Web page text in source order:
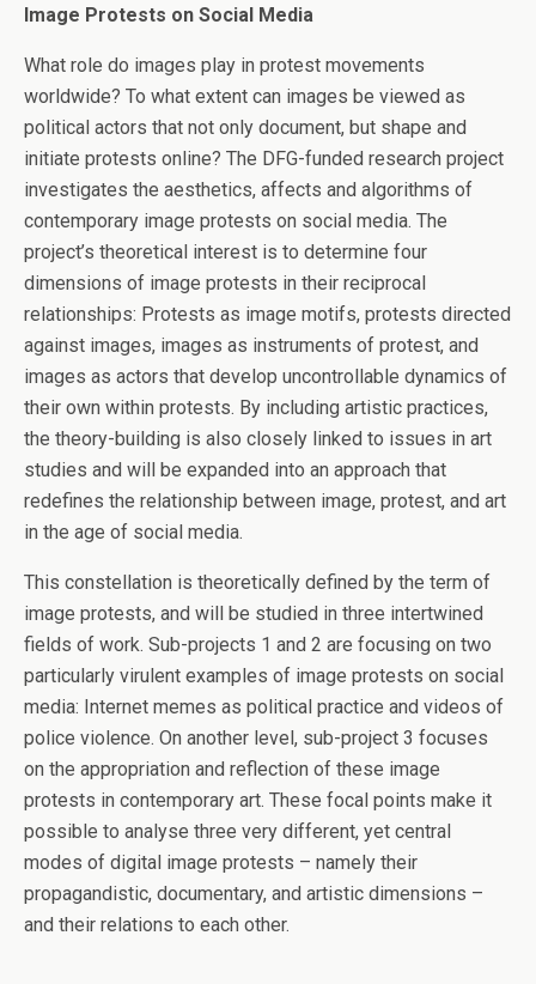
Image Protests on Social Media
What role do images play in protest movements
worldwide? To what extent can images be viewed as
political actors that not only document, but shape and
initiate protests online? The DFG-funded research project
investigates the aesthetics, affects and algorithms of
contemporary image protests on social media. The
project’s theoretical interest is to determine four
dimensions of image protests in their reciprocal
relationships: Protests as image motifs, protests directed
against images, images as instruments of protest, and
images as actors that develop uncontrollable dynamics of
their own within protests. By including artistic practices,
the theory-building is also closely linked to issues in art
studies and will be expanded into an approach that
redefines the relationship between image, protest, and art
in the age of social media.
This constellation is theoretically defined by the term of
image protests, and will be studied in three intertwined
fields of work. Sub-projects 1 and 2 are focusing on two
particularly virulent examples of image protests on social
media: Internet memes as political practice and videos of
police violence. On another level, sub-project 3 focuses
on the appropriation and reflection of these image
protests in contemporary art. These focal points make it
possible to analyse three very different, yet central
modes of digital image protests – namely their
propagandistic, documentary, and artistic dimensions –
and their relations to each other.